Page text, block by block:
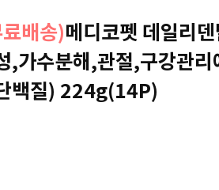
배송)메디코펫 데일리
,가수분해,관절,구강관
백질) 224g(14P)